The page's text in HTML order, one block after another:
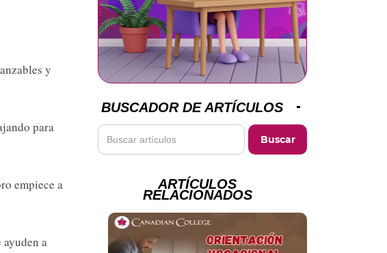
y
para
empiece a
a
BUSCADOR DE ARTÍCULOS
ARTÍCULOS
RELACIONADOS